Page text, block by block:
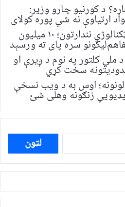
د کورنیو چارو وزیر:
اړتیاوې نه شي پوره کولای
کابل کې د معلوماتي ټکنالوژي نندارتون؛ ۱۰ میلیون
سره پای ته ورسېد
کلتور په نوم د ږیرې او
سخت کړي
اوس به د ویب نسخې
زنګونه وهلی شئ
ددی
لپاره
لټون: